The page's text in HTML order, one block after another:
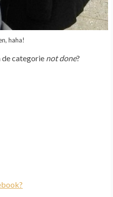
haha!
de categorie not done?